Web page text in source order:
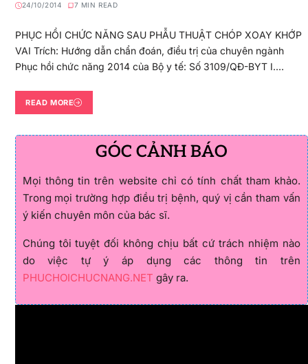
24/10/2014 7 MIN READ
PHỤC HỒI CHỨC NĂNG SAU PHẪU THUẬT CHÓP XOAY KHỚP
VAI Trích: Hướng dẫn chẩn đoán, điều trị của chuyên ngành
Phục hồi chức năng 2014 của Bộ y tế: Số 3109/QĐ-BYT I.…
READ MORE
GÓC CẢNH BÁO
Mọi thông tin trên website chỉ có tính chất tham khảo.
Trong mọi trường hợp điều trị bệnh, quý vị cần tham vấn
ý kiến chuyên môn của bác sĩ.
Chúng tôi tuyệt đối không chịu bất cứ trách nhiệm nào
do việc tự ý áp dụng các thông tin trên
PHUCHOICHUCNANG.NET gây ra.